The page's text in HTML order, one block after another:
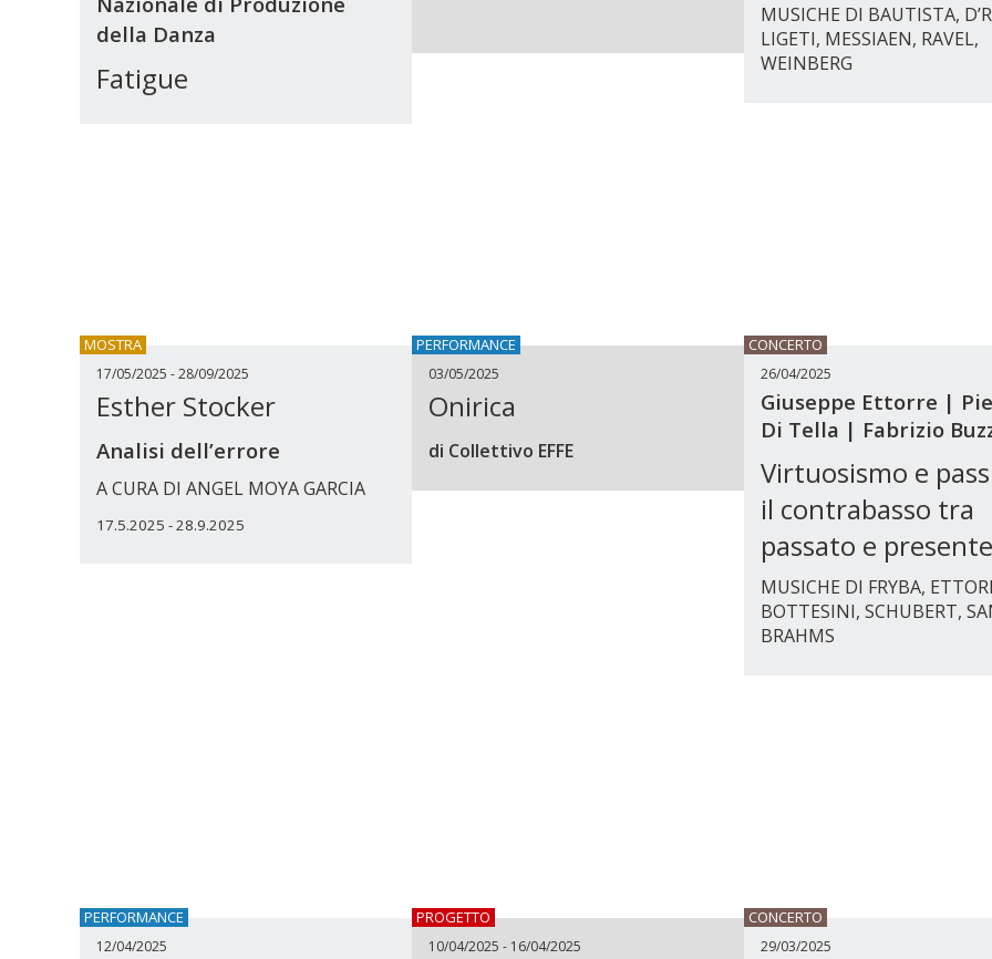
della Danza
Fatigue
MUSICHE DI BAUTISTA,
LIGETI, MESSIAEN, RAVEL,
WEINBERG
MOSTRA
17/05/2025 - 28/09/2025
Esther Stocker
Analisi dell’errore
A CURA DI ANGEL MOYA GARCIA
17.5.2025 - 28.9.2025
PERFORMANCE
03/05/2025
Onirica
di Collettivo EFFE
CONCERTO
26/04/2025
Giuseppe Ettorre |
Di Tella | Fabrizio
Virtuosismo e
il contrabasso tra
passato e presente
MUSICHE DI FRYBA,
BOTTESINI, SCHUBERT,
BRAHMS
PERFORMANCE
12/04/2025
PROGETTO
10/04/2025 - 16/04/2025
CONCERTO
29/03/2025